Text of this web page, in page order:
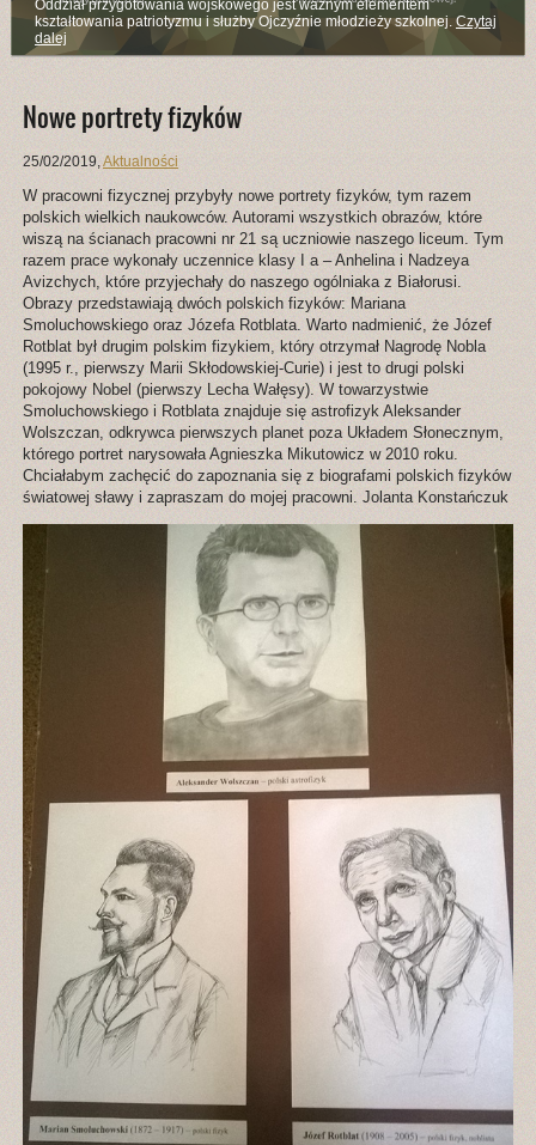
Oddział przygotowania wojskowego jest ważnym elementem
kształtowania patriotyzmu i służby Ojczyźnie młodzieży szkolnej. Czytaj
dalej
Nowe portrety fizyków
25/02/2019,Aktualności
W pracowni fizycznej przybyły nowe portrety fizyków, tym razem
polskich wielkich naukowców. Autorami wszystkich obrazów, które
wiszą na ścianach pracowni nr 21 są uczniowie naszego liceum. Tym
razem prace wykonały uczennice klasy I a – Anhelina i Nadzeya
Avizchych, które przyjechały do naszego ogólniaka z Białorusi.
Obrazy przedstawiają dwóch polskich fizyków: Mariana
Smoluchowskiego oraz Józefa Rotblata. Warto nadmienić, że Józef
Rotblat był drugim polskim fizykiem, który otrzymał Nagrodę Nobla
(1995 r., pierwszy Marii Skłodowskiej-Curie) i jest to drugi polski
pokojowy Nobel (pierwszy Lecha Wałęsy). W towarzystwie
Smoluchowskiego i Rotblata znajduje się astrofizyk Aleksander
Wolszczan, odkrywca pierwszych planet poza Układem Słonecznym,
którego portret narysowała Agnieszka Mikutowicz w 2010 roku.
Chciałabym zachęcić do zapoznania się z biografami polskich fizyków
światowej sławy i zapraszam do mojej pracowni. Jolanta Konstańczuk